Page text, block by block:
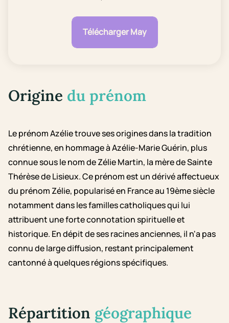
Télécharger May
Origine du prénom
Le prénom Azélie trouve ses origines dans la tradition
chrétienne, en hommage à Azélie-Marie Guérin, plus
connue sous le nom de Zélie Martin, la mère de Sainte
Thérèse de Lisieux. Ce prénom est un dérivé affectueux
du prénom Zélie, popularisé en France au 19ème siècle
notamment dans les familles catholiques qui lui
attribuent une forte connotation spirituelle et
historique. En dépit de ses racines anciennes, il n'a pas
connu de large diffusion, restant principalement
cantonné à quelques régions spécifiques.
Répartition géographique